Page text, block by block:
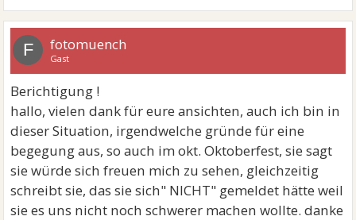
F fotomuench
Gast
Berichtigung !
hallo, vielen dank für eure ansichten, auch ich bin in
dieser Situation, irgendwelche gründe für eine
begegung aus, so auch im okt. Oktoberfest, sie sagt
sie würde sich freuen mich zu sehen, gleichzeitig
schreibt sie, das sie sich" NICHT" gemeldet hätte weil
sie es uns nicht noch schwerer machen wollte. danke